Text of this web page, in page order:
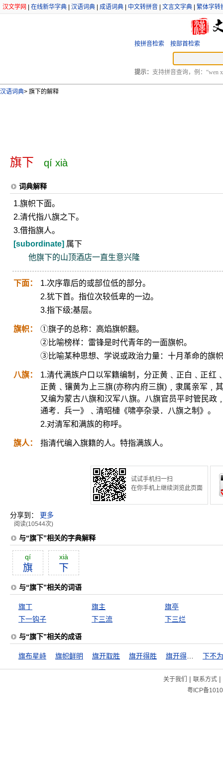
汉文学网 在线新华字典 汉语词典 成语词典 中文转拼音 文言文字典 繁体字转
按拼音检索 按部首检索
提示： 支持拼音查询，例：“wen
汉语词典> 旗下的解释
旗下 qí xià
词典解释
1.旗帜下面。
2.清代指八旗之下。
3.借指旗人。
[subordinate] 属下
他旗下的山顶酒店一直生意兴隆
下面：
1.次序靠后的或部位低的部分。
2.犹下首。指位次较低卑的一边。
3.指下级;基层。
旗帜：
①旗子的总称：高焰旗帜翻。
②比喻榜样：雷锋是时代青年的一面旗帜。
③比喻某种思想、学说或政治力量：十月革命的旗
八旗：
1.清代满族户口以军籍编制，分正黄﹑正白﹑正红
正黄﹑镶黄为上三旗(亦称内府三旗)﹐隶属亲军﹐
又编为蒙古八旗和汉军八旗。八旗官员平时管民政
通考．兵一》﹑清昭槤《啸亭杂录．八旗之制》。
2.对清军和满族的称呼。
旗人： 指清代编入旗籍的人。特指满族人。
试试手机扫一扫
在你手机上继续浏览此页面
分享到： 更多
阅读(10544次)
与“旗下”相关的字典解释
qí
旗
xià
下
与“旗下”相关的词语
旗丁 旗主
旗亭
下一钩子
下三流 下三烂
与“旗下”相关的成语
旗布星峙 旗帜鲜明 旗开取胜 旗开得胜 下不
关于我们 | 联系方式|
粤ICP备